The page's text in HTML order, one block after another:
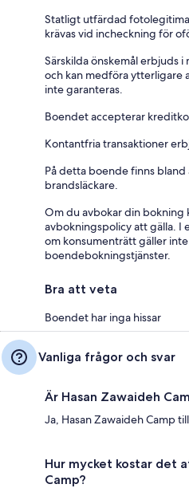
Statligt utfärdad
krävas vid incheckning för
Särskilda önskemål erbjuds
och kan medföra ytterligare
inte garanteras.
Boendet accepterar
Kontantfria transaktioner
På detta boende finns
brandsläckare.
Om du avbokar din bokning
avbokningspolicy att gälla. I
om konsumenträtt gäller
boendebokningstjänster.
Bra att veta
Boendet har inga hissar
Vanliga frågor och svar
Är Hasan Zawaideh
Ja, Hasan Zawaideh Camp
Hur mycket kostar det
Camp?